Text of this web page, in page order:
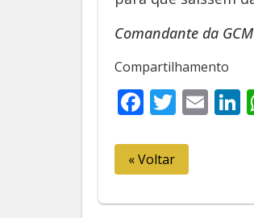
Comandante da
Compartilhamento
« Voltar